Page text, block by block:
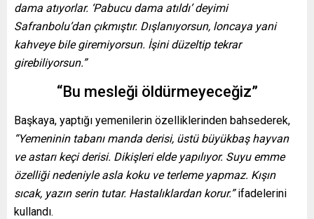
dama atıyorlar. ‘Pabucu dama atıldı’ deyimi
Safranbolu’dan çıkmıştır. Dışlanıyorsun, loncaya yani
kahveye bile giremiyorsun. İşini düzeltip tekrar
girebiliyorsun.”
“Bu mesleği öldürmeyeceğiz”
Başkaya, yaptığı yemenilerin özelliklerinden bahsederek,
“Yemeninin tabanı manda derisi, üstü büyükbaş hayvan
ve astarı keçi derisi. Dikişleri elde yapılıyor. Suyu emme
özelliği nedeniyle asla koku ve terleme yapmaz. Kışın
sıcak, yazın serin tutar. Hastalıklardan korur.”ifadelerini
kullandı.